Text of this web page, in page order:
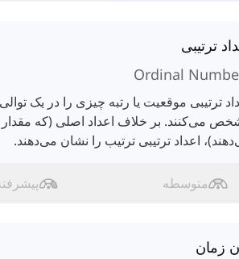
ترتیبی
Ordinal
ترتیبی موقعیت یا رتبه چیزی را در یک توالی
می‌کنند. بر خلاف اعداد اصلی (که مقدار
اعداد ترتیبی ترتیب را نشان می‌دهند.
متوسطه
زمان